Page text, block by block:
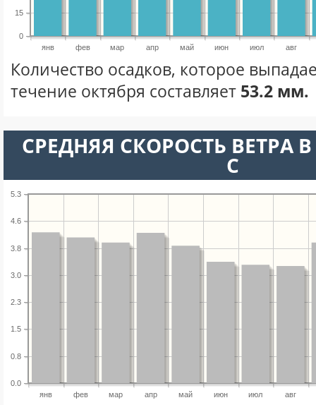
янв фев мар апр май июн июл авг
0
15
Количество осадков, которое
течение октября составляет 53.2 мм.
СРЕДНЯЯ СКОРОСТЬ ВЕТРА
С
янв фев мар апр май июн июл авг
0.0
0.8
1.5
2.3
3.0
3.8
4.6
5.3